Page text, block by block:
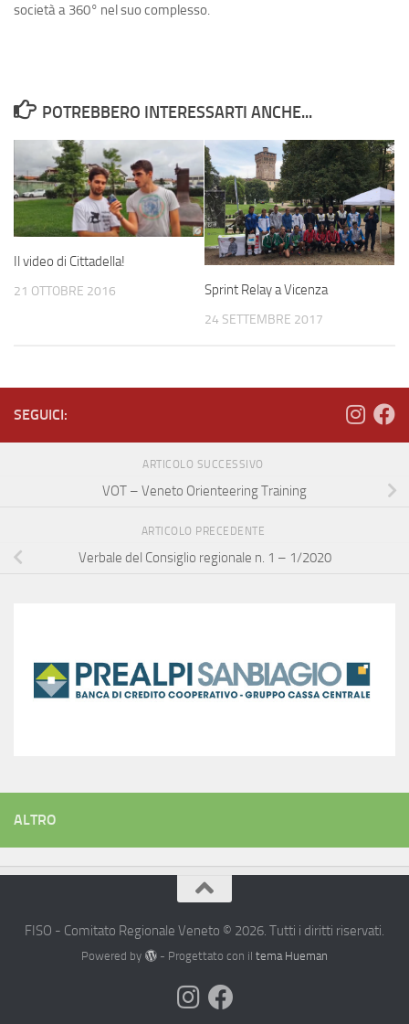
società a 360° nel suo complesso.
POTREBBERO INTERESSARTI ANCHE...
Il video di Cittadella!
21 OTTOBRE 2016 Sprint Relay a Vicenza
24 SETTEMBRE 2017
SEGUICI:
ARTICOLO SUCCESSIVO
VOT – Veneto Orienteering Training
ARTICOLO PRECEDENTE
Verbale del Consiglio regionale n. 1 – 1/2020
ALTRO
FISO - Comitato Regionale Veneto © 2026. Tutti i diritti riservati.
Powered by - Progettato con il tema Hueman